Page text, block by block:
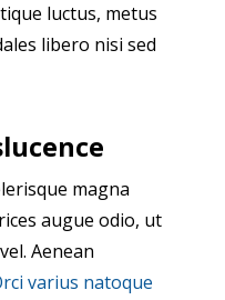
luctus, metus
libero nisi sed
magna
augue odio, ut
Aenean
varius natoque